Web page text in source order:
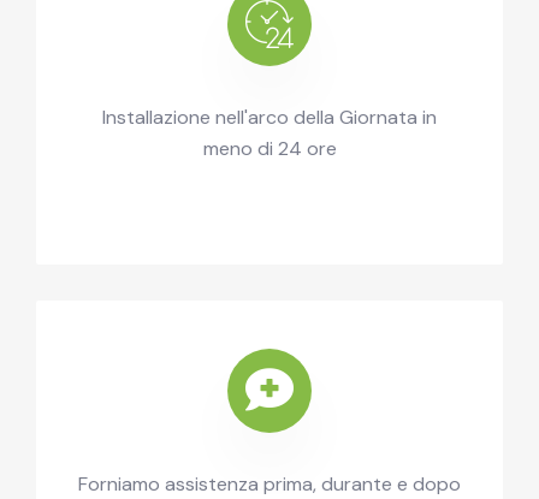
Installazione nell'arco della Giornata in
meno di 24 ore
Forniamo assistenza prima, durante e dopo